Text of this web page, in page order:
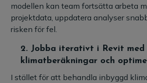
modellen kan team fortsätta arbeta
projektdata, uppdatera analyser
risken för fel.
2. Jobba iterativt i Revit med
klimatberäkningar och
I stället för att behandla inbyggd